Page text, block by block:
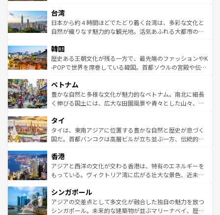
ならではの贅沢な旅のスタイルだ。 なお、新着のアメリカ
情報はコンテンツ一覧を参照してほしい。
れるおもてなしの心で訪れる人々を迎えてくれるハワイの
人々、おいしいローカルフードやハワイアンミュージッ
ク、伝統的なフラダンスなど、すべてがハワイの魅力を彩
ワイを、存分に味わってほしい。 なお、新着のハワイ情報
はコンテンツ一覧を参照してほしい。
リアリーフや大陸中央部にそびえるウルル（エアーズロッ
ク）、タスマニアの美しい原生林やケアンズの熱帯雨林な
ど、見どころがたくさん。また、カフェやワイン、オージ
いる。アクティビティも充実しており、サーフィンやダイ
ビング、ハイキングなど、アウトドア好きにはたまらな
い。オーストラリアの多彩な魅力を存分に味わいつくそ
参照してほしい。
台湾
日本から約４時間ほどでたどり着く台湾は、多彩な文化と
自然が織りなす魅力的な観光地。活気あふれる大都市の台
ン）、静ひつな山岳地帯である台湾東部など、都市の喧騒
と山間の静けさが共存しており、訪れる人に新しい発見と
驚きをもたらしてくれる。また、奥深い台湾の食文化も魅
容にもいいと評判のスイーツなど、バラエティ豊かな料理
が味わえる。 なお、新着の台湾情報は コンテンツ一覧を参
照してほしい。
韓国
歴史ある王朝文化が残る一方で、最先端のファッションやK
-POPで世界を席巻している韓国。首都ソウルの宮殿や伝統
き、地方に足を延ばせば四季折々の自然美を楽しむことが
できる。そして、キムチや焼肉、絶品のストリートフード
まで、さまざまな韓国料理が待っている。夜には、韓国な
リティに包まれながら、韓国の多彩な魅力を心ゆくまで味
わってみてほしい。 なお、新着の韓国情報はコンテンツ一
覧を参照してほしい。
ベトナム
豊かな自然と多様な文化が魅力的なベトナム。南北に細長
く伸びる国土には、広大な田園風景や青々とした山々、世
急速な発展と共に伝統が息づく。ハノイの古い町並みやホ
ーチミン市のフランス統治時代の建物も、独特の雰囲気を
醸し出している。また、バラエティの豊かさとおいしさで
とつ。フォーやバインミー、ベトナムコーヒーなどは、ぜ
ひ現地で味わいたい。どの地域を訪れてもあたたかい人々
が旅行者を迎えてくれるので、きっと忘れられない旅にな
参照してほしい。
タイ
タイは、東南アジアに位置する豊かな自然と歴史が息づく
国だ。首都バンコクは高層ビルが立ち並ぶ一方、伝統的な
の活気が交差している。北部ではチェンマイなどの山岳地
帯で自然と触れ合い、南部ではプーケットやクラビの美し
いビーチでリゾート気分を楽しむことができる。タイ料理
激する。気候は一年中温暖で、どの季節にも異なる楽しみ
が待っている。親しみやすいタイの人々、仏教を中心とし
た文化、そして多様な観光資源が、訪れる旅人を魅了し続
香港
アジアと西洋の文化が交わる香港は、特有のエネルギーを
もっている。ヴィクトリア湾に広がる壮大な景色、近未来
み、どこを訪れても感動するはず。観光スポットが密集し
ており、効率よく見どころを回れるのも魅力。息をのむよ
うな絶景から文化的な体験まで、香港を存分に楽しみ尽く
シンガポール
アジアの交差点として多文化が融合した独自の魅力を放つ
シンガポール。未来的な建築物が並ぶマリーナベイ、歴史